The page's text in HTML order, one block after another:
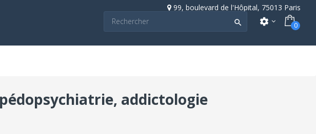
99, boulevard de l'Hôpital, 75013 Paris
 settings 0
addictologie